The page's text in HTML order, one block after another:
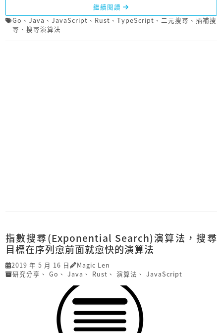
繼續閱讀
Go 、 Java 、 JavaScript 、 Rust 、 TypeScript 、 二元搜尋 、 插補搜
尋 、 搜尋演算法
指數搜尋(Exponential Search)演算法，搜尋
目標在序列愈前面就愈快的演算法
2019 年 5 月 16 日
Magic Len
研究分享 、 Go 、 Java 、 Rust 、 演算法 、 JavaScript